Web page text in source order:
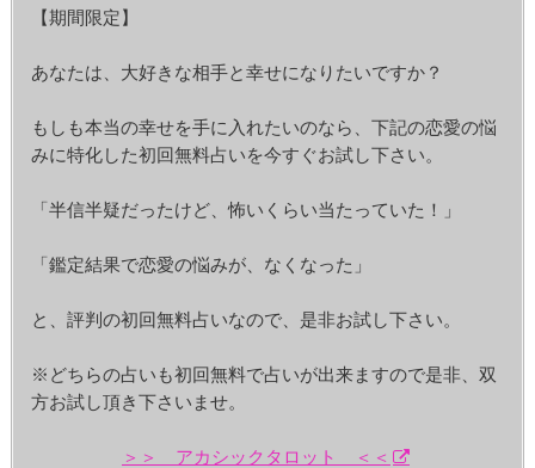
【期間限定】
あなたは、大好きな相手と幸せになりたいですか？
もしも本当の幸せを手に入れたいのなら、下記の恋愛の悩
みに特化した初回無料占いを今すぐお試し下さい。
「半信半疑だったけど、怖いくらい当たっていた！」
「鑑定結果で恋愛の悩みが、なくなった」
と、評判の初回無料占いなので、是非お試し下さい。
※どちらの占いも初回無料で占いが出来ますので是非、双
方お試し頂き下さいませ。
＞＞ アカシックタロット ＜＜